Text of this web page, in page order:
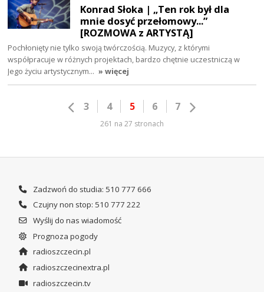
Konrad Słoka | „Ten rok był dla
mnie dosyć przełomowy...”
[ROZMOWA z ARTYSTĄ]
Pochłonięty nie tylko swoją twórczością. Muzycy, z którymi
współpracuje w różnych projektach, bardzo chętnie uczestniczą w
Jego życiu artystycznym… » więcej
3 4 5 6 7
261 na 27 stronach
Zadzwoń do studia: 510 777 666
Czujny non stop: 510 777 222
Wyślij do nas wiadomość
Prognoza pogody
radioszczecin.pl
radioszczecinextra.pl
radioszczecin.tv